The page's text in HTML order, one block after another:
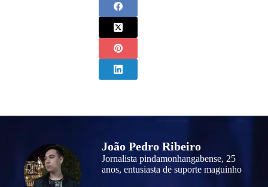
João Pedro Ribeiro
Jornalista pindamonhangabense, 25
anos, entusiasta de suporte maguinho